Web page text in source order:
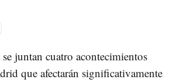
juntan cuatro acontecimientos
que afectarán significativamente